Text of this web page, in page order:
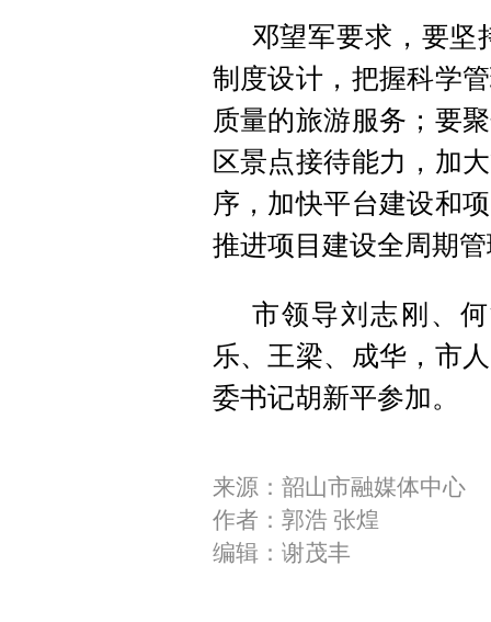
邓望军要求，要坚
制度设计，把握科学
质量的旅游服务；要
区景点接待能力，加
序，加快平台建设和
推进项目建设全周期
市领导刘志刚、
乐、王梁、成华，市
委书记胡新平参加。
来源：韶山市融媒体中心
作者：郭浩 张煌
编辑：谢茂丰